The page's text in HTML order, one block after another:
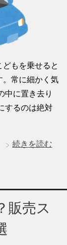
もを乗せると
。常に細かく気
中に置き去り
するのは絶対
続きを読む
販売ス